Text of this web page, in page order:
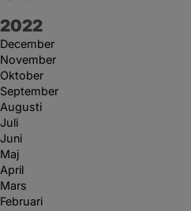
År:
2022
December
November
Oktober
September
Augusti
Juli
Juni
Maj
April
Mars
Februari